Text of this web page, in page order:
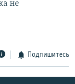
не
Подпишитесь